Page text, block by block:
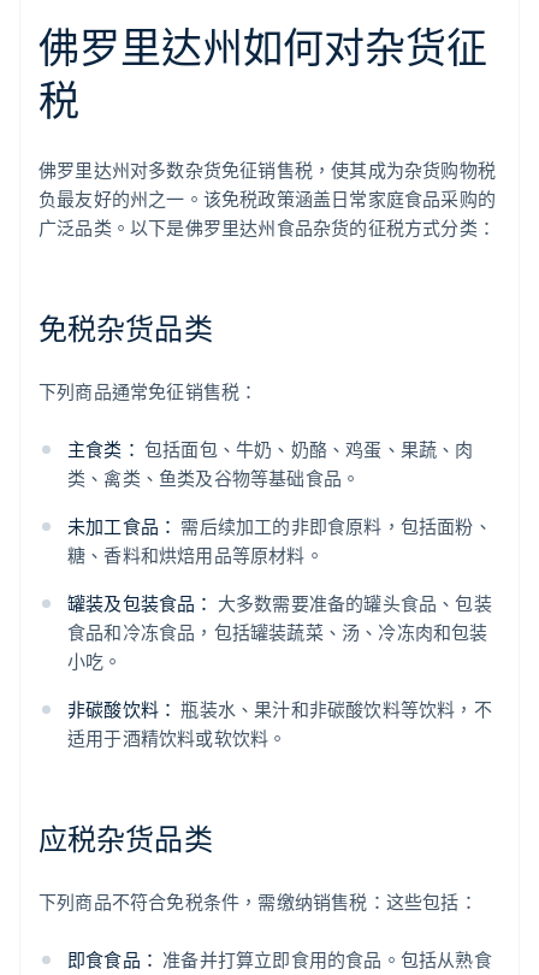
佛罗里达州如何对杂货征
税
佛罗里达州对多数杂货免征销售税，使其成为杂货购物税
负最友好的州之一。该免税政策涵盖日常家庭食品采购的
广泛品类。以下是佛罗里达州食品杂货的征税方式分类：
免税杂货品类
下列商品通常免征销售税：
主食类： 包括面包、牛奶、奶酪、鸡蛋、果蔬、肉
类、禽类、鱼类及谷物等基础食品。
未加工食品： 需后续加工的非即食原料，包括面粉、
糖、香料和烘焙用品等原材料。
罐装及包装食品： 大多数需要准备的罐头食品、包装
食品和冷冻食品，包括罐装蔬菜、汤、冷冻肉和包装
小吃。
非碳酸饮料： 瓶装水、果汁和非碳酸饮料等饮料，不
适用于酒精饮料或软饮料。
应税杂货品类
下列商品不符合免税条件，需缴纳销售税：这些包括：
即食食品： 准备并打算立即食用的食品。包括从熟食